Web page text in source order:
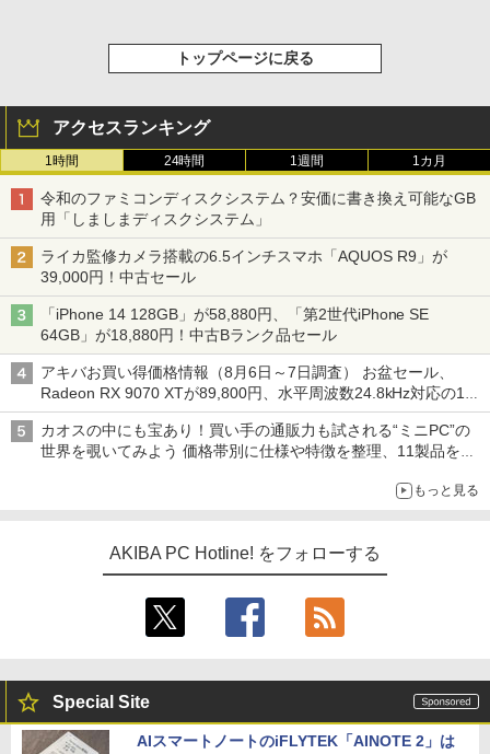
トップページに戻る
アクセスランキング
1時間 24時間 1週間 1カ月
令和のファミコンディスクシステム？安価に書き換え可能なGB
用「しましまディスクシステム」
ライカ監修カメラ搭載の6.5インチスマホ「AQUOS R9」が
39,000円！中古セール
「iPhone 14 128GB」が58,880円、「第2世代iPhone SE
64GB」が18,880円！中古Bランク品セール
アキバお買い得価格情報（8月6日～7日調査） お盆セール、
Radeon RX 9070 XTが89,800円、水平周波数24.8kHz対応の17
型モニターが9,801円、暑さ指数連動セール ほか
カオスの中にも宝あり！買い手の通販力も試される“ミニPC”の
世界を覗いてみよう 価格帯別に仕様や特徴を整理、11製品をピ
もっと見る
AKIBA PC Hotline! をフォローする
Special Site
AIスマートノートのiFLYTEK「AINOTE 2」は